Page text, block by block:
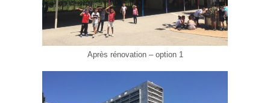
Après rénovation – option 1